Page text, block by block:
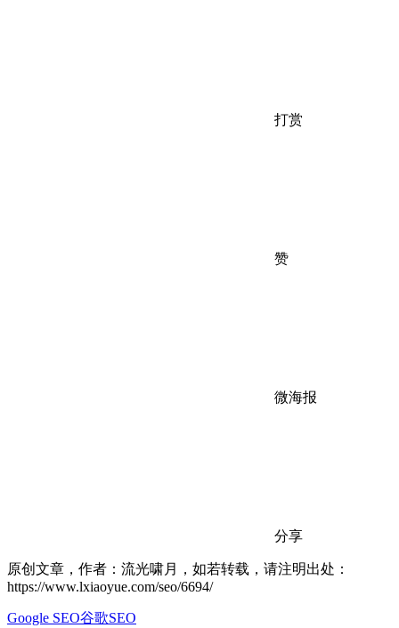
打赏
赞
微海报
分享
原创文章，作者：流光啸月，如若转载，请注明出处：
https://www.lxiaoyue.com/seo/6694/
Google SEO谷歌SEO